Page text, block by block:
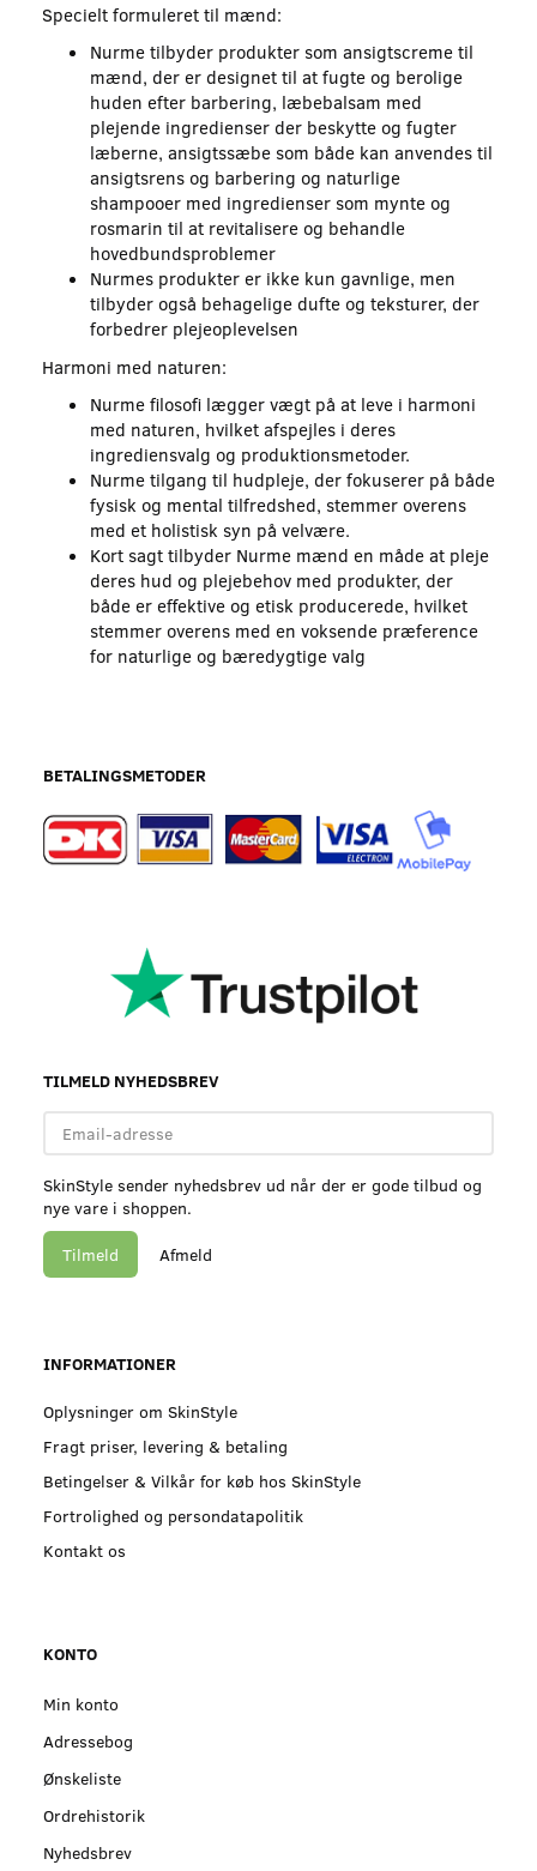
Specielt formuleret til mænd:
Nurme tilbyder produkter som ansigtscreme til
mænd, der er designet til at fugte og berolige
huden efter barbering, læbebalsam med
plejende ingredienser der beskytte og fugter
læberne, ansigtssæbe som både kan anvendes til
ansigtsrens og barbering og naturlige
shampooer med ingredienser som mynte og
rosmarin til at revitalisere og behandle
hovedbundsproblemer
Nurmes produkter er ikke kun gavnlige, men
tilbyder også behagelige dufte og teksturer, der
forbedrer plejeoplevelsen
Harmoni med naturen:
Nurme filosofi lægger vægt på at leve i harmoni
med naturen, hvilket afspejles i deres
ingrediensvalg og produktionsmetoder.
Nurme tilgang til hudpleje, der fokuserer på både
fysisk og mental tilfredshed, stemmer overens
med et holistisk syn på velvære.
Kort sagt tilbyder Nurme mænd en måde at pleje
deres hud og plejebehov med produkter, der
både er effektive og etisk producerede, hvilket
stemmer overens med en voksende præference
for naturlige og bæredygtige valg
BETALINGSMETODER
TILMELD NYHEDSBREV
Email-
adresse
SkinStyle sender nyhedsbrev ud når der er gode tilbud og
nye vare i shoppen.
Tilmeld Afmeld
INFORMATIONER
Oplysninger om SkinStyle
Fragt priser, levering & betaling
Betingelser & Vilkår for køb hos SkinStyle
Fortrolighed og persondatapolitik
Kontakt os
KONTO
Min konto
Adressebog
Ønskeliste
Ordrehistorik
Nyhedsbrev